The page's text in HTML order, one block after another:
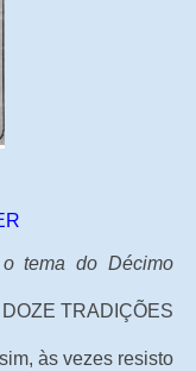
tema do Décimo
TRADIÇÕES
às vezes resisto